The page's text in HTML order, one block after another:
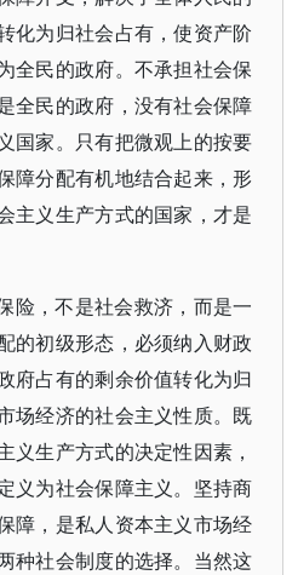
化为归社会占有，使资产阶
全民的政府。不承担社会保
全民的政府，没有社会保障
国家。只有把微观上的按要
障分配有机地结合起来，形
主义生产方式的国家，才是
险，不是社会救济，而是一
的初级形态，必须纳入财政
府占有的剩余价值转化为归
场经济的社会主义性质。既
义生产方式的决定性因素，
义为社会保障主义。坚持商
障，是私人资本主义市场经
种社会制度的选择。当然这